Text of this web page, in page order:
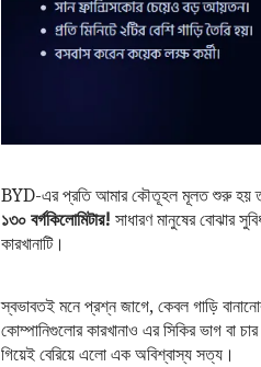
BYD-এর প্রতি আমার কৌতূহল মূলত শুরু হয়
১৩০ বর্গকিলোমিটার! সাধারণ মানুষের বোঝার
কারখানাটি।
স্বভাবতই মনে প্রশ্ন জাগে, কেবল গাড়ি
কোম্পানিগুলোর কারখানাও এর সিকির ভাগ বা
গিয়েই বেরিয়ে এলো এক অবিশ্বাস্য সত্য।